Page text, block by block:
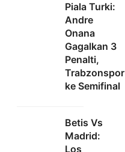
Piala Turki:
Andre
Onana
Gagalkan 3
Penalti,
Trabzonspor
ke Semifinal
Betis Vs
Madrid:
Los